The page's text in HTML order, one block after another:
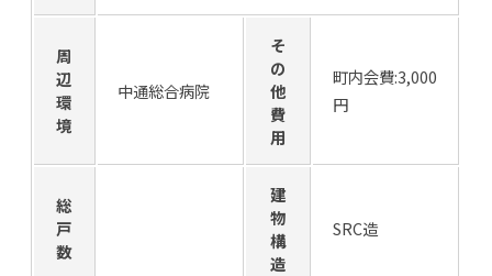
周
辺
環
境
中通総合病院
そ
の
他
費
用
町内会費:3,000
円
総
戸
数
建
物
構
造
SRC造